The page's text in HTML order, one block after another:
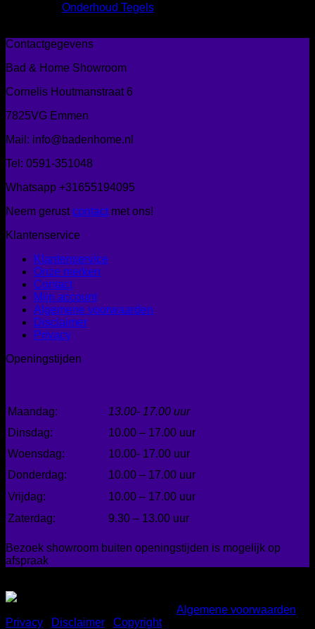
Onderhoud Tegels
Contactgegevens
Bad & Home Showroom
Cornelis Houtmanstraat 6
7825VG Emmen
Mail: info@badenhome.nl
Tel: 0591-351048
Whatsapp +31655194095
Neem gerustcontact met ons!
Klantenservice
Klantenservice
Onze merken
Contact
Mijn account
Algemene voorwaarden
Disclaimer
Privacy
Openingstijden
Maandag:
13.00- 17.00 uur
Dinsdag:
10.00 – 17.00 uur
Woensdag:
10.00- 17.00 uur
Donderdag:
10.00 – 17.00 uur
Vrijdag:
10.00 – 17.00 uur
Zaterdag:
9.30 – 13.00 uur
Bezoek showroom buiten openingstijden is mogelijk op
afspraak
Algemene voorwaarden
Privacy
Disclaimer
Copyright